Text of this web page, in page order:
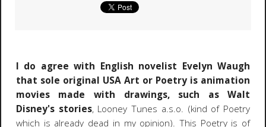
I do agree with English novelist Evelyn Waugh
that sole original USA Art or Poetry is animation
movies made with drawings, such as Walt
Disney's stories, Looney Tunes a.s.o. (kind of Poetry
which is already dead in my opinion). This Poetry is of